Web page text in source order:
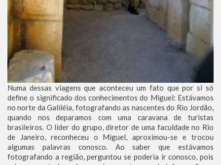
Numa dessas viagens que aconteceu um fato que por si só
define o significado dos conhecimentos do Miguel: Estávamos
no norte da Galiléia, fotografando as nascentes do Rio Jordão,
quando nos deparamos com uma caravana de turistas
brasileiros. O líder do grupo, diretor de uma faculdade no Rio
de Janeiro, reconheceu o Miguel, aproximou-se e trocou
algumas palavras conosco. Ao saber que estávamos
fotografando a região, perguntou se poderia ir conosco, pois